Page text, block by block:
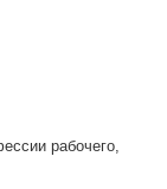
рабочего,